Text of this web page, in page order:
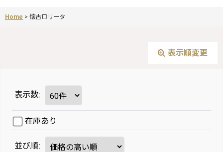
Home > 懐古ロリータ
表示順変更
表示数:
在庫あり
並び順: